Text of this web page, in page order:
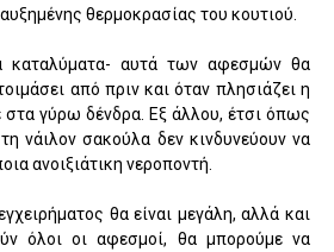
θερμοκρασίας του κουτιού.
καταλύματα- αυτά των αφεσμών θα
από πριν και όταν πλησιάζει η
γύρω δένδρα. Εξ άλλου, έτσι όπως
νάιλον σακούλα δεν κινδυνεύουν να
ανοιξιάτικη νεροποντή.
θα είναι μεγάλη, αλλά και
όλοι οι αφεσμοί, θα μπορούμε να